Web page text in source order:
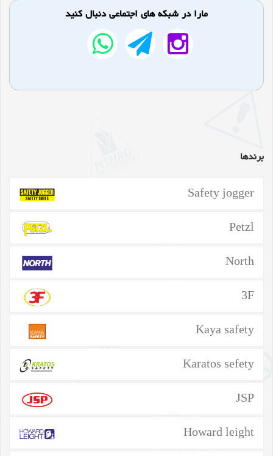
مارا در شبکه های اجتماعی دنبال کنید
برندها
Safety jogger
Petzl
North
3F
Kaya safety
Karatos sefety
JSP
Howard leight